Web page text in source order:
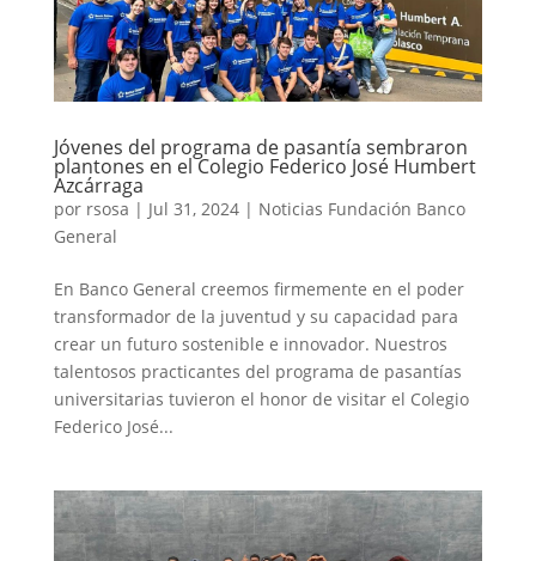
Jóvenes del programa de pasantía sembraron
plantones en el Colegio Federico José Humbert
Azcárraga
por rsosa | Jul 31, 2024| Noticias Fundación Banco
General
En Banco General creemos firmemente en el poder
transformador de la juventud y su capacidad para
crear un futuro sostenible e innovador. Nuestros
talentosos practicantes del programa de pasantías
universitarias tuvieron el honor de visitar el Colegio
Federico José...